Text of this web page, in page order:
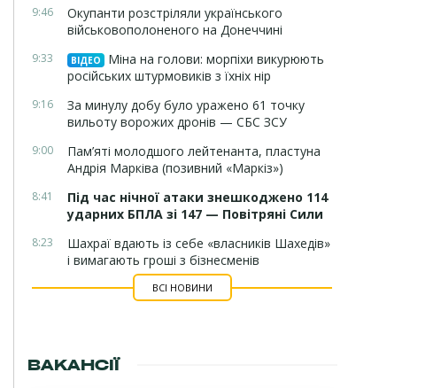
9:46
Окупанти розстріляли українського
військовополоненого на Донеччині
9:33 ВІДЕО
Міна на голови: морпіхи викурюють
російських штурмовиків з їхніх нір
9:16
За минулу добу було уражено 61 точку
вильоту ворожих дронів — СБС ЗСУ
9:00
Пам’яті молодшого лейтенанта, пластуна
Андрія Марківа (позивний «Маркіз»)
8:41
Під час нічної атаки знешкоджено 114
ударних БПЛА зі 147 — Повітряні Сили
8:23
Шахраї вдають із себе «власників Шахедів»
і вимагають гроші з бізнесменів
ВСІ НОВИНИ
ВАКАНСІЇ